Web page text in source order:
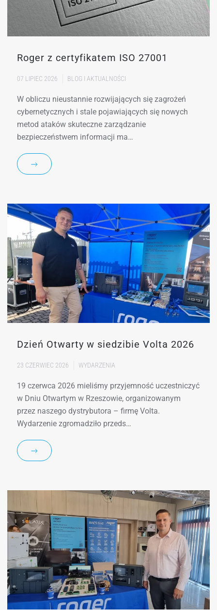
Roger z certyfikatem ISO 27001
07 LIPIEC 2026 BLOG I AKTUALNOŚCI
W obliczu nieustannie rozwijających się zagrożeń
cybernetycznych i stale pojawiających się nowych
metod ataków skuteczne zarządzanie
bezpieczeństwem informacji ma…
Dzień Otwarty w siedzibie Volta 2026
23 CZERWIEC 2026 WYDARZENIA
19 czerwca 2026 mieliśmy przyjemność uczestniczyć
w Dniu Otwartym w Rzeszowie, organizowanym
przez naszego dystrybutora – firmę Volta.
Wydarzenie zgromadziło przeds…